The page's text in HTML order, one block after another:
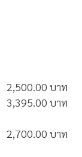
2,500.00 บาท
3,395.00 บาท
2,700.00 บาท